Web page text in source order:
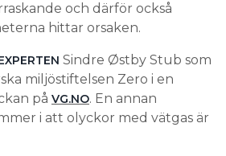
och därför också
hittar orsaken.
Sindre Østby Stub som
miljöstiftelsen Zero i en
på VG.NO. En annan
i att olyckor med vätgas är